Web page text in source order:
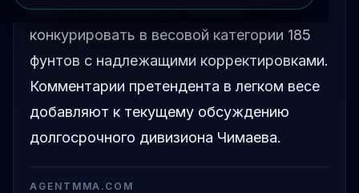
верит в способность Чимаева
конкурировать в весовой категории 185
фунтов с надлежащими корректировками.
Комментарии претендента в легком весе
добавляют к текущему обсуждению
долгосрочного дивизиона Чимаева.
AGENTMMA.COM